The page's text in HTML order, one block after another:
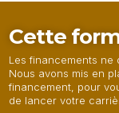
Cette
Les financements ne
Nous avons mis en
financement, pour
de lancer votre